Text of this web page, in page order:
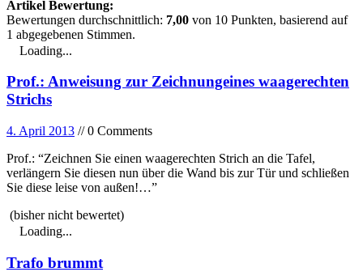
Artikel Bewertung:
Bewertungen durchschnittlich: 7,00 von 10 Punkten, basierend auf
1 abgegebenen Stimmen.
Loading...
Prof.: Anweisung zur Zeichnungeines waagerechten
Strichs
4. April 2013 // 0 Comments
Prof.: “Zeichnen Sie einen waagerechten Strich an die Tafel,
verlängern Sie diesen nun über die Wand bis zur Tür und schließen
Sie diese leise von außen!…”
(bisher nicht bewertet)
Loading...
Trafo brummt